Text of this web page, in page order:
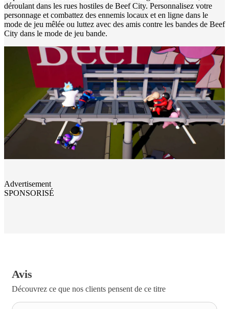
déroulant dans les rues hostiles de Beef City. Personnalisez votre
personnage et combattez des ennemis locaux et en ligne dans le
mode de jeu mêlée ou luttez avec des amis contre les bandes de Beef
City dans le mode de jeu bande.
Advertisement
SPONSORISÉ
Avis
Découvrez ce que nos clients pensent de ce titre